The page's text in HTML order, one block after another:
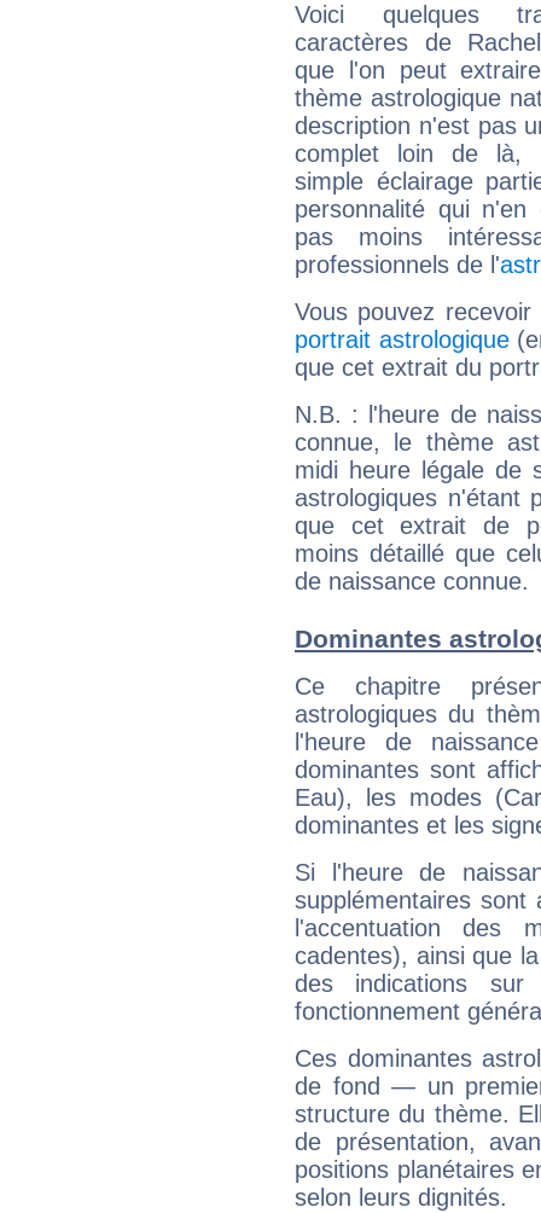
Voici quelques
caractères de
que l'on peut
thème astrologique
description n'est pas
complet loin de là,
simple éclairage
personnalité qui n'en
pas moins
professionnels de l'
Vous pouvez
portrait astrologique
que cet extrait du
N.B. : l'heure de
connue, le thème
midi heure légale de
astrologiques n'étant
que cet extrait de
moins détaillé que
de naissance connue.
Dominantes
Ce chapitre
astrologiques du
l'heure de
dominantes sont
Eau), les modes
dominantes et les
Si l'heure de
supplémentaires sont
l'accentuation des
cadentes), ainsi que
des indications sur
fonctionnement
Ces dominantes
de fond — un
structure du thème.
de présentation,
positions planétaires
selon leurs dignités.